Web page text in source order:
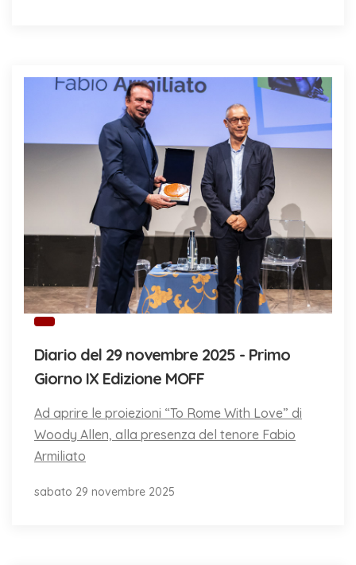
Diario del 29 novembre 2025 - Primo
Giorno IX Edizione MOFF
Ad aprire le proiezioni “To Rome With Love” di
Woody Allen, alla presenza del tenore Fabio
Armiliato
sabato 29 novembre 2025